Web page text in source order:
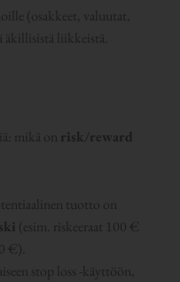
(osakkeet, valuutat,
äkillisistä liikkeistä.
mikä on risk/reward
tuotto on
(esim. riskeeraat 100 €
€).
stop loss -käyttöön,